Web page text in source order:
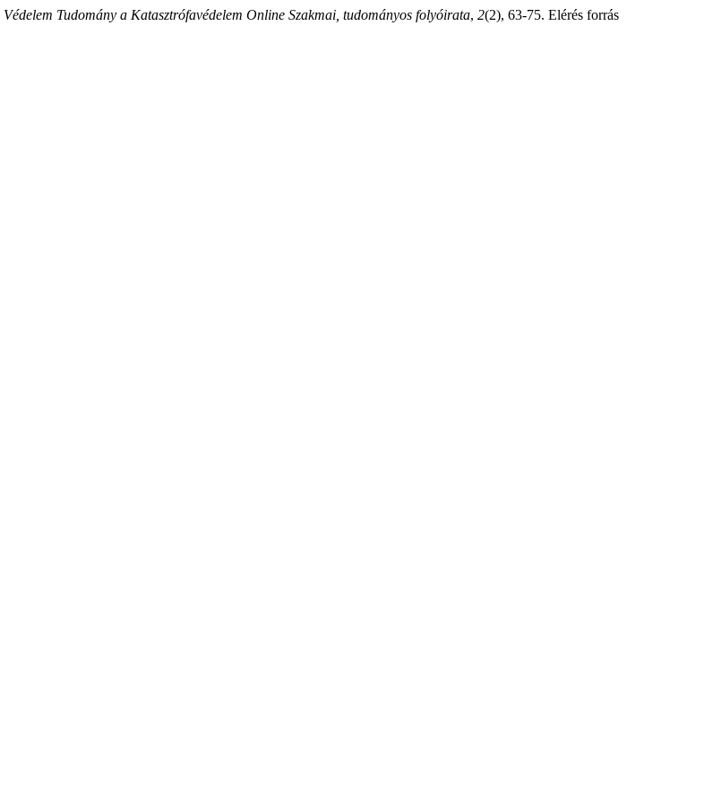
Védelem Tudomány a Katasztrófavédelem Online Szakmai, tudományos folyóirata, 2(2), 63-75. Elérés forrás